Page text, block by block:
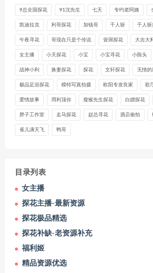
9总全国探花 91沈先生 七天 专约老阿姨
凯迪拉克 利哥探花 加钱哥 千人斩 千人斩
午夜寻花 哥现在只是个传说 壹屌探花 大吉大
女主播 小天探花 小宝 小宝寻花 小陈头
战神小利 换妻探花 探花 文轩探花 无情的
极品足浴探花 模特写真拍摄 欧阳专攻良家 歌
爱情故事 用利顶你 瘦猴先生探花 白嫖探花
胖子工作室 走马探花 赵总寻花 酒店偷拍
雀儿满天飞 鸭哥
目录列表
女主播
探花主播-最新资源
探花极品精选
探花补缺-老资源补充
福利姬
精品资源优选